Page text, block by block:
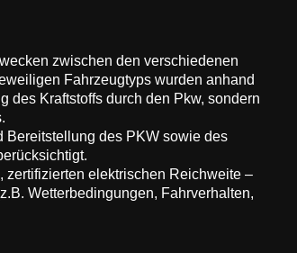
zwischen den verschiedenen
Fahrzeugtyps wurden anhand
des Kraftstoffs durch den Pkw, sondern
Bereitstellung des PKW sowie des
zertifizierten elektrischen Reichweite –
Wetterbedingungen, Fahrverhalten,